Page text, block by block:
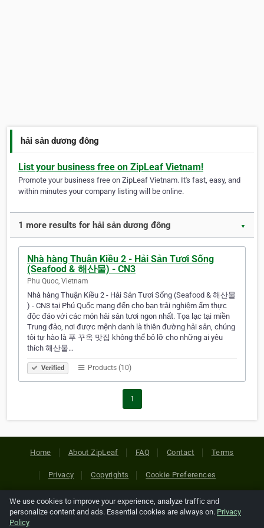
hải sản dương đông
List your business free on ZipLeaf Vietnam!
Promote your business free on ZipLeaf Vietnam. It's fast, easy, and
within minutes your company listing will be online.
1 more results for hải sản dương đông ▼
Nhà hàng Thuận Kiều 2 - Hải Sản Tươi Sống
(Seafood & 해산물) - CN3
Phu Quoc, Vietnam
Nhà hàng Thuận Kiều 2 - Hải Sản Tươi Sống (Seafood & 해산물
) - CN3 tại Phú Quốc mang đến cho bạn trải nghiệm ẩm thực
độc đáo với các món hải sản tươi ngon nhất. Tọa lạc tại miền
Trung đảo, nơi được mệnh danh là thiên đường hải sản, chúng
tôi tự hào là 푸 꾸옥 맛집 không thể bỏ lỡ cho những ai yêu
thích 해산물…
Verified Products (10)
1
Home About ZipLeaf FAQ Contact Terms
Privacy Copyrights Cookie Preferences
Copyright © 2026 Netcode, Inc. All Rights Reserved. All
references relating to third-party companies are copyright of
We use cookies to improve your experience, analyze traffic and
personalize content and ads. Essential cookies are always on. Privacy
Policy